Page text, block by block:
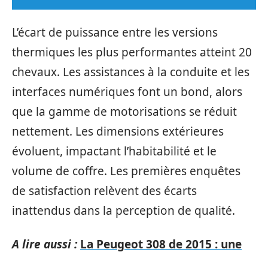
L’écart de puissance entre les versions
thermiques les plus performantes atteint 20
chevaux. Les assistances à la conduite et les
interfaces numériques font un bond, alors
que la gamme de motorisations se réduit
nettement. Les dimensions extérieures
évoluent, impactant l’habitabilité et le
volume de coffre. Les premières enquêtes
de satisfaction relèvent des écarts
inattendus dans la perception de qualité.
A lire aussi : La Peugeot 308 de 2015 : une